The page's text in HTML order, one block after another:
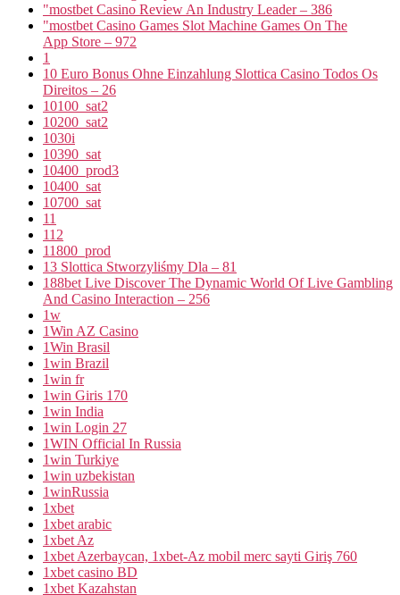
"mostbet Casino Review An Industry Leader – 386
"‎mostbet Casino Games Slot Machine Games On The
App Store – 972
1
10 Euro Bonus Ohne Einzahlung Slottica Casino Todos Os
Direitos – 26
10100_sat2
10200_sat2
1030i
10390_sat
10400_prod3
10400_sat
10700_sat
11
112
11800_prod
13 Slottica Stworzyliśmy Dla – 81
188bet Live Discover The Dynamic World Of Live Gambling
And Casino Interaction – 256
1w
1Win AZ Casino
1Win Brasil
1win Brazil
1win fr
1win Giris 170
1win India
1win Login 27
1WIN Official In Russia
1win Turkiye
1win uzbekistan
1winRussia
1xbet
1xbet arabic
1xbet Az
1xbet Azerbaycan, 1xbet-Az mobil merc sayti Giriş 760
1xbet casino BD
1xbet Kazahstan